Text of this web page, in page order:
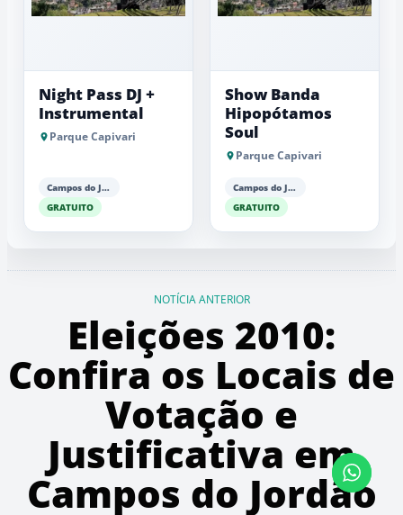
Night Pass DJ +
Instrumental
Parque Capivari
Campos do Jordão
GRATUITO
Show Banda
Hipopótamos
Soul
Parque Capivari
Campos do Jordão
GRATUITO
NOTÍCIA ANTERIOR
Eleições 2010:
Confira os Locais de
Votação e
Justificativa em
Campos do Jordão